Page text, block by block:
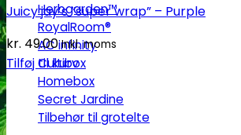
Herbgarden™
RoyalRoom®
AC infinity
Cultibox
Homebox
Secret Jardine
Tilbehør til grotelte
Juicy jay’s “super wrap” – Purple
kr. 49.00 Inkl. moms
Tilføj til kurv